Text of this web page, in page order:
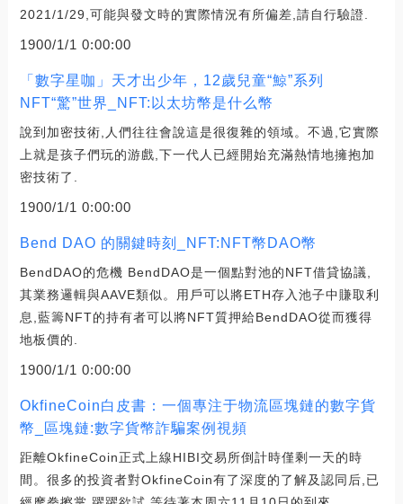
2021/1/29,可能與發文時的實際情況有所偏差,請自行驗證.
1900/1/1 0:00:00
「數字星咖」天才出少年，12歲兒童“鯨”系列
NFT“驚”世界_NFT:以太坊幣是什么幣
說到加密技術,人們往往會說這是很復雜的領域。不過,它實際
上就是孩子們玩的游戲,下一代人已經開始充滿熱情地擁抱加
密技術了.
1900/1/1 0:00:00
Bend DAO 的關鍵時刻_NFT:NFT幣DAO幣
BendDAO的危機 BendDAO是一個點對池的NFT借貸協議,
其業務邏輯與AAVE類似。用戶可以將ETH存入池子中賺取利
息,藍籌NFT的持有者可以將NFT質押給BendDAO從而獲得
地板價的.
1900/1/1 0:00:00
OkfineCoin白皮書：一個專注于物流區塊鏈的數字貨
幣_區塊鏈:數字貨幣詐騙案例視頻
距離OkfineCoin正式上線HIBI交易所倒計時僅剩一天的時
間。很多的投資者對OkfineCoin有了深度的了解及認同后,已